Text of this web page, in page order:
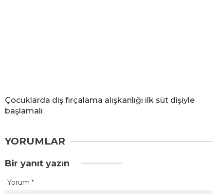
Çocuklarda diş fırçalama alışkanlığı ilk süt dişiyle
başlamalı
YORUMLAR
Bir yanıt yazın
Yorum *